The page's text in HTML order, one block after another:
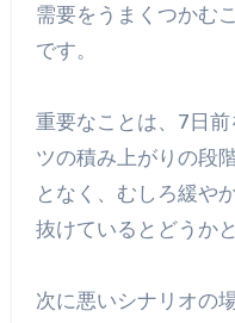
需要をうまくつかむ
です。
重要なことは、7日
ツの積み上がりの段
となく、むしろ緩や
抜けているとどうか
次に悪いシナリオの